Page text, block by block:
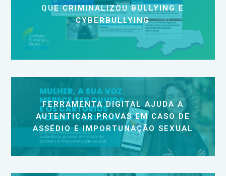
QUE CRIMINALIZOU BULLYING E
CYBERBULLYING
FERRAMENTA DIGITAL AJUDA A
AUTENTICAR PROVAS EM CASO DE
ASSÉDIO E IMPORTUNAÇÃO SEXUAL